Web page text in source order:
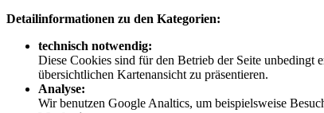
Detailinformationen zu den Kategorien:
technisch notwendig:
Diese Cookies sind für den Betrieb der Seite
übersichtlichen Kartenansicht zu präsentieren.
Analyse:
Wir benutzen Google Analtics, um beispielsweise